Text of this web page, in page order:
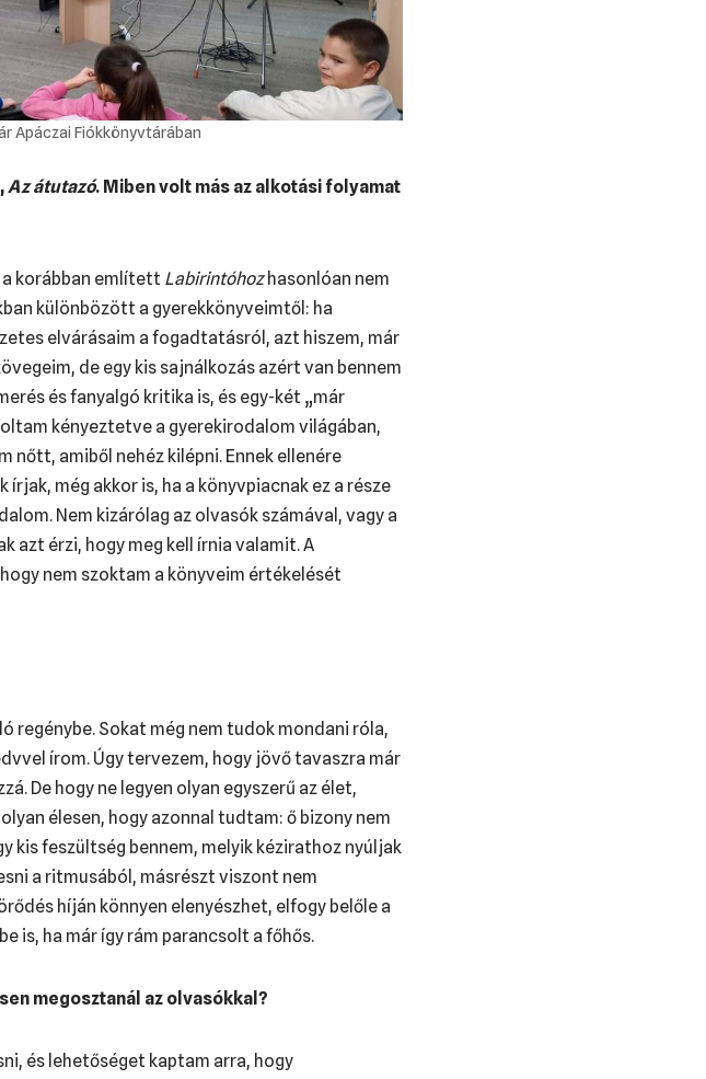
Apáczai Fiókkönyvtárában
Az átutazó. Miben volt más az alkotási folyamat
korábban említett Labirintóhozhasonlóan nem
különbözött a gyerekkönyveimtől: ha
elvárásaim a fogadtatásról, azt hiszem, már
de egy kis sajnálkozás azért van bennem
és fanyalgó kritika is, és egy-két „már
kényeztetve a gyerekirodalom világában,
nőtt, amiből nehéz kilépni. Ennek ellenére
még akkor is, ha a könyvpiacnak ez a része
Nem kizárólag az olvasók számával, vagy a
azt érzi, hogy meg kell írnia valamit. A
nem szoktam a könyveim értékelését
regénybe. Sokat még nem tudok mondani róla,
írom. Úgy tervezem, hogy jövő tavaszra már
De hogy ne legyen olyan egyszerű az élet,
élesen, hogy azonnal tudtam: ő bizony nem
kis feszültség bennem, melyik kézirathoz nyúljak
a ritmusából, másrészt viszont nem
híján könnyen elenyészhet, elfogy belőle a
is, ha már így rám parancsolt a főhős.
megosztanál az olvasókkal?
és lehetőséget kaptam arra, hogy